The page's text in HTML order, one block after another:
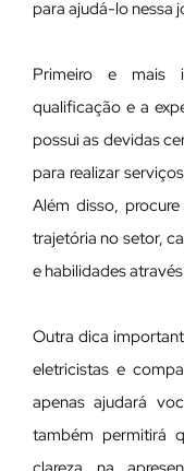
para ajudá-lo nessa
Primeiro e mais
qualificação e a
possui as devidas
para realizar
Além disso,
trajetória no setor,
e habilidades
Outra dica
eletricistas e
apenas ajudará
também permitirá